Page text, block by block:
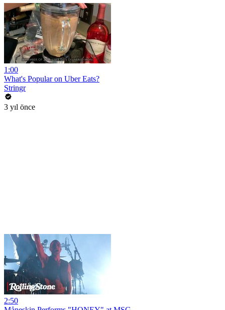
1:00
What's Popular on Uber Eats?
Stringr
3 yıl önce
2:50